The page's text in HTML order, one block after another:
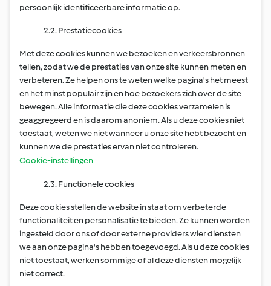
persoonlijk identificeerbare informatie op.
2.2. Prestatiecookies
Met deze cookies kunnen we bezoeken en verkeersbronnen
tellen, zodat we de prestaties van onze site kunnen meten en
verbeteren. Ze helpen ons te weten welke pagina's het meest
en het minst populair zijn en hoe bezoekers zich over de site
bewegen. Alle informatie die deze cookies verzamelen is
geaggregeerd en is daarom anoniem. Als u deze cookies niet
toestaat, weten we niet wanneer u onze site hebt bezocht en
kunnen we de prestaties ervan niet controleren.
Cookie-instellingen
2.3. Functionele cookies
Deze cookies stellen de website in staat om verbeterde
functionaliteit en personalisatie te bieden. Ze kunnen worden
ingesteld door ons of door externe providers wier diensten
we aan onze pagina's hebben toegevoegd. Als u deze cookies
niet toestaat, werken sommige of al deze diensten mogelijk
niet correct.